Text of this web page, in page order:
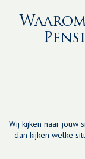
Wij kijken naar jouw
dan kijken welke